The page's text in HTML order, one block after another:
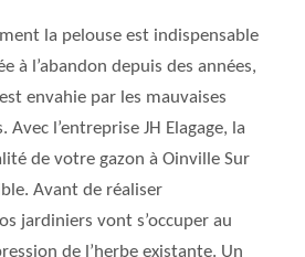
la pelouse est indispensable
à l’abandon depuis des années,
envahie par les mauvaises
Avec l’entreprise JH Elagage, la
de votre gazon à Oinville Sur
Avant de réaliser
jardiniers vont s’occuper au
de l’herbe existante. Un